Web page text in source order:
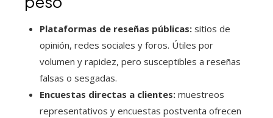
Plataformas de reseñas públicas: sitios de
opinión, redes sociales y foros. Útiles por
volumen y rapidez, pero susceptibles a reseñas
falsas o sesgadas.
Encuestas directas a clientes: muestreos
representativos y encuestas postventa ofrecen